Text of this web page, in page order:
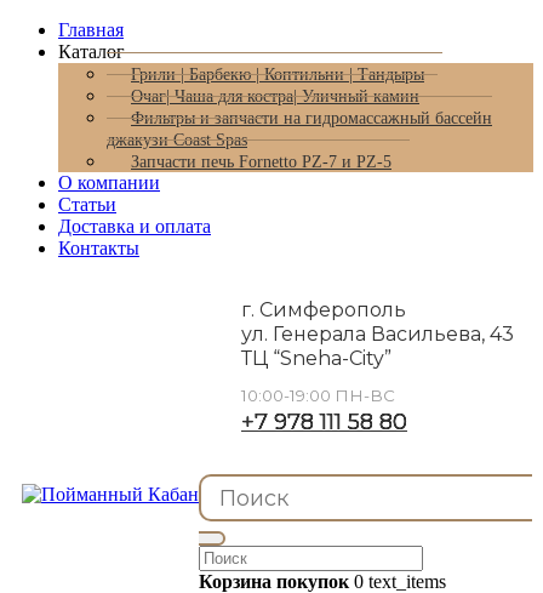
Главная
Каталог
Грили | Барбекю | Коптильни | Тандыры
Очаг| Чаша для костра| Уличный камин
Фильтры и запчасти на гидромассажный бассейн
джакузи Coast Spas
Запчасти печь Fornetto PZ-7 и PZ-5
О компании
Статьи
Доставка и оплата
Контакты
г. Симферополь
ул. Генерала Васильева, 43
ТЦ “Sneha-City”
10:00-19:00 ПН-ВС
+7 978 111 58 80
Корзина покупок 0 text_items